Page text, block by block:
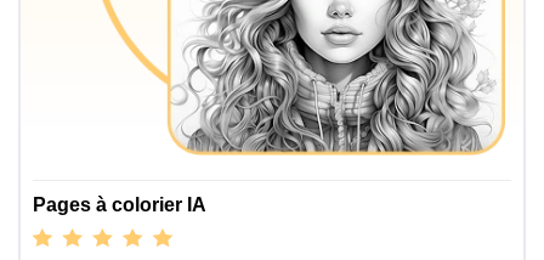
Pages à colorier IA